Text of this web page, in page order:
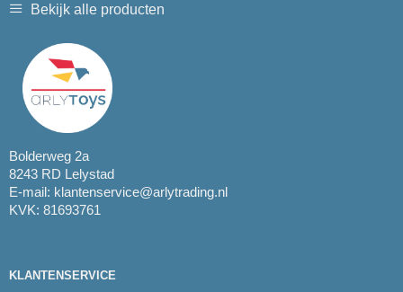
Bekijk alle producten
Bolderweg 2a
8243 RD Lelystad
E-mail: klantenservice@arlytrading.nl
KVK: 81693761
KLANTENSERVICE